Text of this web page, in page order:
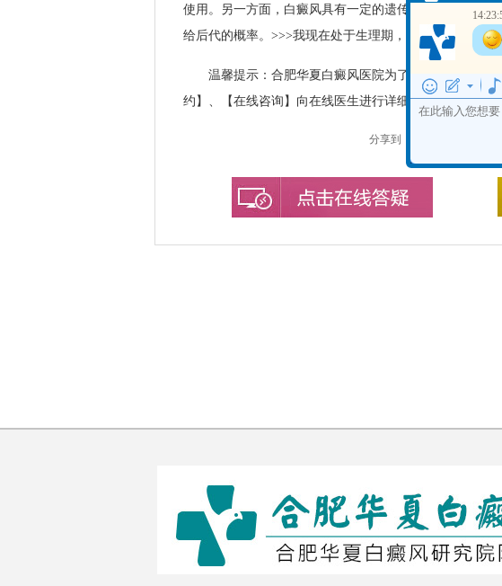
使用。另一方面，白癜风具有一定的遗传率，女性白癜
给后代的概率。>>>我现在处于生理期，能治疗白癜风
温馨提示：合肥华夏白癜风医院为了方便患者就诊，
约】、【在线咨询】向在线医生进行详细咨询，也可通
分享到：